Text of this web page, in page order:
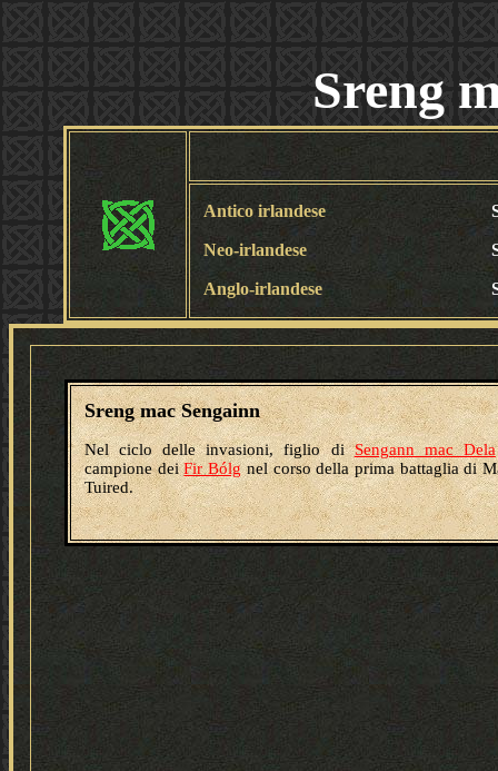
Sreng
Antico irlandese
Neo-irlandese
Anglo-irlandese
Sreng mac Sengainn
Nel ciclo delle invasioni, figlio diSengann mac Dela
campione deiFir Bólgnel corso della prima battaglia di
Tuired.